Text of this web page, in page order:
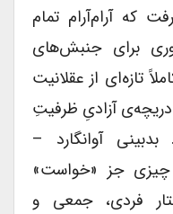
آرام‌آرام تمام
برای جنبش‌های
تازه‌ای از عقلانیت
آزادیِ ظرفیتِ
آوانگارد –
جز «خواست»
فردی، جمعی و